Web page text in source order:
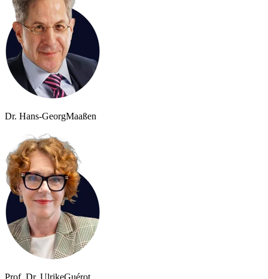
Dr. Hans-GeorgMaaßen
Prof. Dr. UlrikeGuérot